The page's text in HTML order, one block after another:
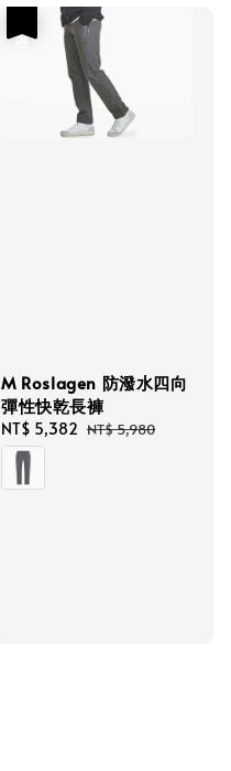
M Roslagen 防潑水四向
彈性快乾長褲
Sale
price
NT$ 5,382 Regular
NT$ 5,980